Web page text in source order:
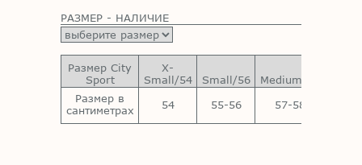
РАЗМЕР - НАЛИЧИЕ
Размер City
Sport
X-
Small/54
Small/56 Medium/58
Размер в
сантиметрах
54 55-56 57-58